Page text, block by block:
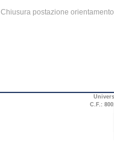
Chiusura postazione
C.F.: